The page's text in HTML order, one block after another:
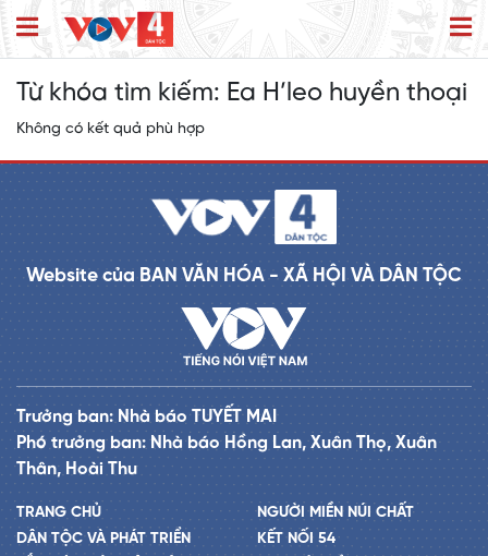
Từ khóa tìm kiếm: Ea H’leo huyền thoại
Không có kết quả phù hợp
Website của BAN VĂN HÓA - XÃ HỘI VÀ DÂN TỘC
Trưởng ban: Nhà báo TUYẾT MAI
Phó trưởng ban: Nhà báo Hồng Lan, Xuân Thọ, Xuân
Thân, Hoài Thu
TRANG CHỦ
DÂN TỘC VÀ PHÁT TRIỂN
NGƯỜI MIỀN NÚI CHẤT
KẾT NỐI 54